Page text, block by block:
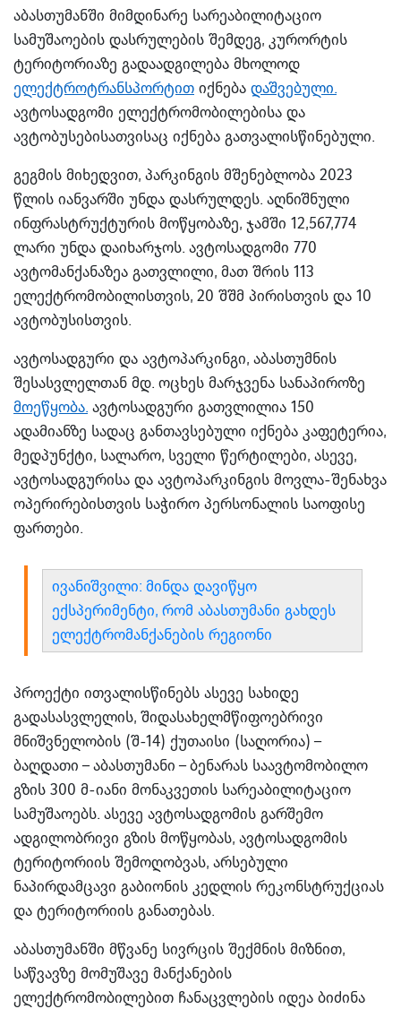
აბასთუმანში მიმდინარე სარეაბილიტაციო
სამუშაოების დასრულების შემდეგ, კურორტის
ტერიტორიაზე გადაადგილება მხოლოდ
ელექტროტრანსპორტით იქნება დაშვებული.
ავტოსადგომი ელექტრომობილებისა და
ავტობუსებისათვისაც იქნება გათვალისწინებული.
გეგმის მიხედვით, პარკინგის მშენებლობა 2023
წლის იანვარში უნდა დასრულდეს. აღნიშნული
ინფრასტრუქტურის მოწყობაზე, ჯამში 12,567,774
ლარი უნდა დაიხარჯოს. ავტოსადგომი 770
ავტომანქანაზეა გათვლილი, მათ შრის 113
ელექტრომობილისთვის, 20 შშმ პირისთვის და 10
ავტობუსისთვის.
ავტოსადგური და ავტოპარკინგი, აბასთუმნის
შესასვლელთან მდ. ოცხეს მარჯვენა სანაპიროზე
მოეწყობა. ავტოსადგური გათვლილია 150
ადამიანზე სადაც განთავსებული იქნება კაფეტერია,
მედპუნქტი, სალარო, სველი წერტილები, ასევე,
ავტოსადგურისა და ავტოპარკინგის მოვლა-შენახვა
ოპერირებისთვის საჭირო პერსონალის საოფისე
ფართები.
ივანიშვილი: მინდა დავიწყო
ექსპერიმენტი, რომ აბასთუმანი გახდეს
ელექტრომანქანების რეგიონი
პროექტი ითვალისწინებს ასევე სახიდე
გადასასვლელის, შიდასახელმწიფოებრივი
მნიშვნელობის (შ-14) ქუთაისი (საღორია) –
ბაღდათი – აბასთუმანი – ბენარას საავტომობილო
გზის 300 მ-იანი მონაკვეთის სარეაბილიტაციო
სამუშაოებს. ასევე ავტოსადგომის გარშემო
ადგილობრივი გზის მოწყობას, ავტოსადგომის
ტერიტორიის შემოღობვას, არსებული
ნაპირდამცავი გაბიონის კედლის რეკონსტრუქციას
და ტერიტორიის განათებას.
აბასთუმანში მწვანე სივრცის შექმნის მიზნით,
საწვავზე მომუშავე მანქანების
ელექტრომობილებით ჩანაცვლების იდეა ბიძინა